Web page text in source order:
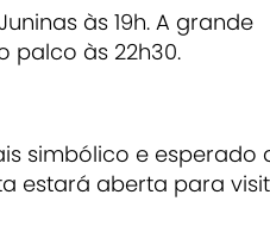
às 19h. A grande
palco às 22h30.
simbólico e esperado
estará aberta para